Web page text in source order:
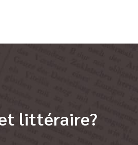
littéraire?